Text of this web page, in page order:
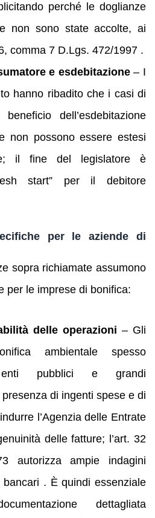
perché le doglianze
non sono state accolte, ai
comma 7 D.Lgs. 472/1997 .
e esdebitazione– I
hanno ribadito che i casi di
dell’esdebitazione
non possono essere estesi
il fine del legislatore è
start” per il debitore
per le aziende di
sopra richiamate assumono
per le imprese di bonifica:
delle operazioni – Gli
ambientale spesso
enti pubblici e grandi
di ingenti spese e di
l’Agenzia delle Entrate
delle fatture; l’art. 32
autorizza ampie indagini
. È quindi essenziale
dettagliata